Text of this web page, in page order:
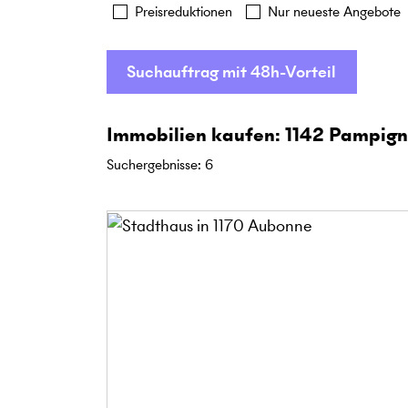
Preisreduktionen Nur neueste Angebote
Suchauftrag mit 48h-Vorteil
Immobilien kaufen: 1142
Suchergebnisse: 6